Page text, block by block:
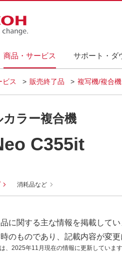
商品・サービス サポート・ダ
ビス 販売終了品 複写機/複合
ラー複合機
C355it
消耗品など
に関する主な情報を掲載してい
のものであり、記載内容が変
、2025年11月現在の情報に更新しています